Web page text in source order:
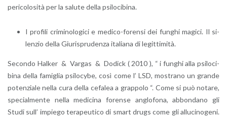
pe­ri­co­lo­si­tà per la sa­lu­te della psi­lo­ci­bi­na.
I pro­fi­li cri­mi­no­lo­gi­ci e me­di­co-fo­ren­si dei fun­ghi ma­gi­ci. Il si­
len­zio della Giu­ri­spru­den­za ita­lia­na di le­git­ti­mi­tà.
Se­con­do Hal­ker & Var­gas & Do­dick ( 2010 ), “ i fun­ghi alla psi­lo­ci­
bi­na della fa­mi­glia psi­lo­cy­be, così come l’ LSD, mo­stra­no un gran­de
po­ten­zia­le nella cura della ce­fa­lea a grap­po­lo “. Come si può no­ta­re,
spe­cial­men­te nella me­di­ci­na fo­ren­se an­glo­fo­na, ab­bon­da­no gli
Studi sull’ im­pie­go te­ra­peu­ti­co di smart drugs come gli al­lu­ci­no­ge­ni.